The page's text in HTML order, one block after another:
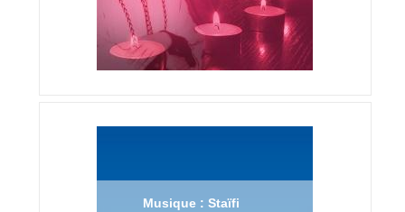
Musique : Staïfi